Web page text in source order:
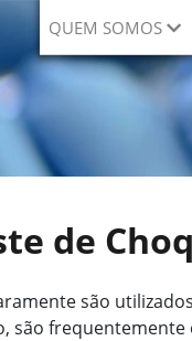
QUEM SOMOS
de
são
são